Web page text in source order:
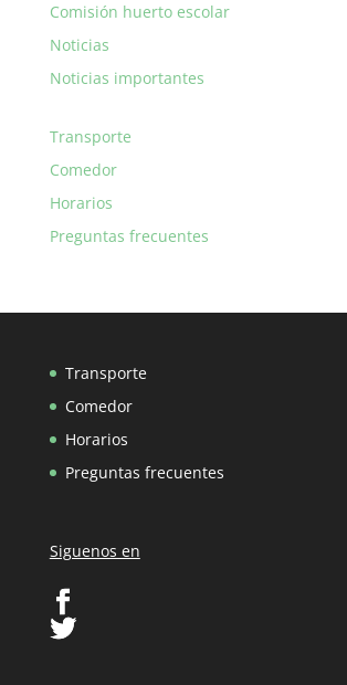
Comisión huerto escolar
Noticias
Noticias importantes
Transporte
Comedor
Horarios
Preguntas frecuentes
Transporte
Comedor
Horarios
Preguntas frecuentes
Siguenos en